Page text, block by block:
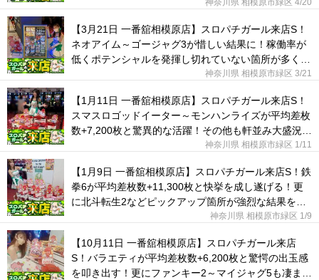
神奈川県 相模原市緑区 4/20
【3月21日 一番舘相模原店】スロパチガール来店S！
ネオアイム～ゴージャグ3が惜しい結果に！稼働率が
低くポテンシャルを発揮し切れていない箇所が多く見
神奈川県 相模原市緑区 3/21
【1月11日 一番舘相模原店】スロパチガール来店S！
スマスロゴッドイーター～モンハンライズが平均差枚
数+7,200枚と驚異的な活躍！その他も軒並み大盛況
神奈川県 相模原市緑区 1/11
【1月9日 一番舘相模原店】スロパチガール来店S！鉄
拳6が平均差枚数+11,300枚と快挙を成し遂げる！更
に北斗転生2などピックアップ箇所が強烈な結果を魅
神奈川県 相模原市緑区 1/9
【10月11日 一番舘相模原店】スロパチガール来店
S！バラエティが平均差枚数+6,200枚と驚愕の出玉感
を叩き出す！更にファンキー2～マイジャグ5も凄まじ